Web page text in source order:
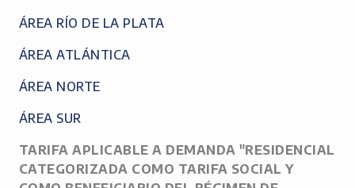
ÁREA RÍO DE LA PLATA
ÁREA ATLÁNTICA
ÁREA NORTE
ÁREA SUR
TARIFA APLICABLE A DEMANDA "RESIDENCIAL
CATEGORIZADA COMO TARIFA SOCIAL Y